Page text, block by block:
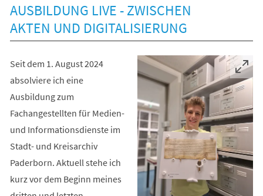
AUSBILDUNG LIVE - ZWISCHEN
AKTEN UND DIGITALISIERUNG
Seit dem 1. August 2024
absolviere ich eine
Ausbildung zum
Fachangestellten für Medien-
und Informationsdienste im
Stadt- und Kreisarchiv
Paderborn. Aktuell stehe ich
kurz vor dem Beginn meines